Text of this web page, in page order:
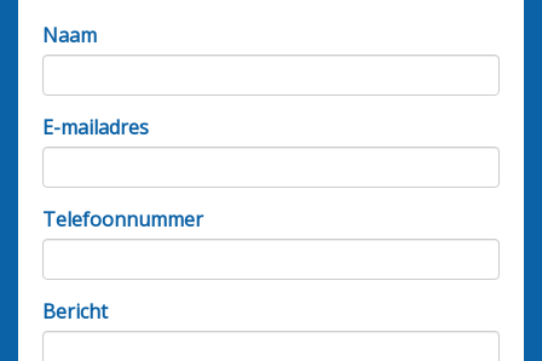
Naam
E-mailadres
Telefoonnummer
Bericht